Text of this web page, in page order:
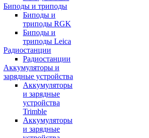
Биподы и триподы
Биподы и
триподы RGK
Биподы и
триподы Leica
Радиостанции
Радиостанции
Аккумуляторы и
зарядные устройства
Аккумуляторы
и зарядные
устройства
Trimble
Аккумуляторы
и зарядные